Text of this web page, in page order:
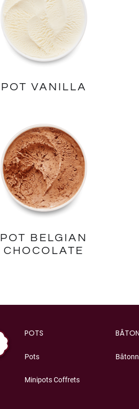
POT VANILLA
POT BELGIAN
CHOCOLATE
POTS
Pots
Minipots Coffrets